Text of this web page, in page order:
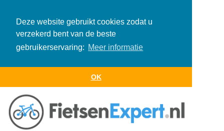
Deze website gebruikt cookies zodat u
verzekerd bent van de beste
gebruikerservaring: Meer informatie
OK